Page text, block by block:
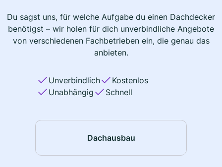
Du sagst uns, für welche Aufgabe du einen Dachdecker
benötigst – wir holen für dich unverbindliche Angebote
von verschiedenen Fachbetrieben ein, die genau das
anbieten.
Unverbindlich
Kostenlos
Unabhängig
Schnell
Dachausbau